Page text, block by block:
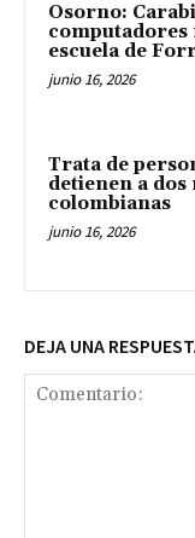
Osorno:
computadores
escuela de
junio 16, 2026
Trata de
detienen a dos
colombianas
junio 16, 2026
DEJA UNA